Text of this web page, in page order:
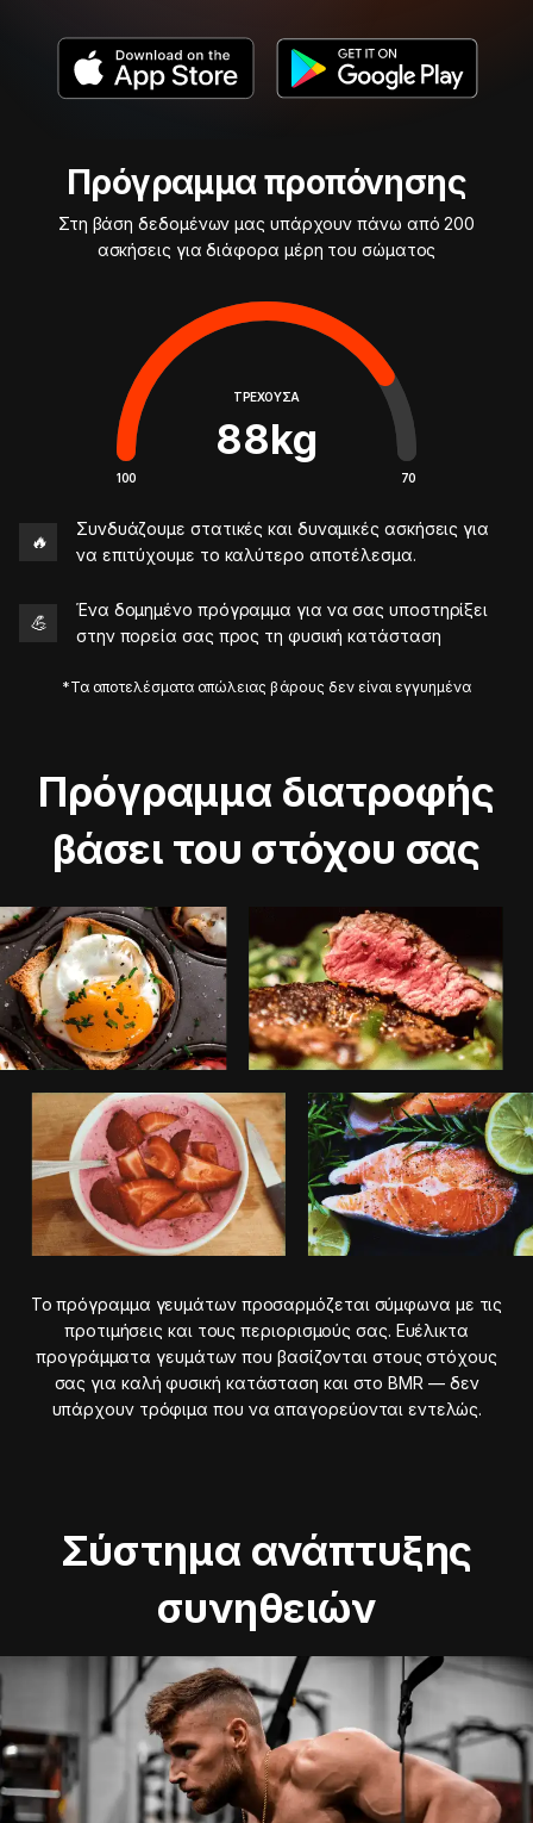
Πρόγραμμα προπόνησης
Στη βάση δεδομένων μας υπάρχουν πάνω από 200
ασκήσεις για διάφορα μέρη του σώματος
ΤΡΈΧΟΥΣΑ
88kg
100 70
🔥
Συνδυάζουμε στατικές και δυναμικές ασκήσεις για
να επιτύχουμε το καλύτερο αποτέλεσμα.
💪
Ένα δομημένο πρόγραμμα για να σας υποστηρίξει
στην πορεία σας προς τη φυσική κατάσταση
*Τα αποτελέσματα απώλειας βάρους δεν είναι εγγυημένα
Πρόγραμμα διατροφής
βάσει του στόχου σας
Το πρόγραμμα γευμάτων προσαρμόζεται σύμφωνα με τις
προτιμήσεις και τους περιορισμούς σας. Ευέλικτα
προγράμματα γευμάτων που βασίζονται στους στόχους
σας για καλή φυσική κατάσταση και στο BMR — δεν
υπάρχουν τρόφιμα που να απαγορεύονται εντελώς.
Σύστημα ανάπτυξης
συνηθειών